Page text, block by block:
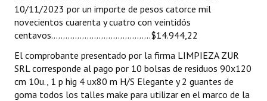
Noticias Destacadas
Registros y Distinciones
Datos Históricos
Premio al Mérito - Registro
10/11/2023 por un importe de pesos catorce mil
novecientos cuarenta y cuatro con veintidós
centavos…………………………………...$14.944,22
El comprobante presentado por la firma LIMPIEZA ZUR
SRL corresponde al pago por 10 bolsas de residuos 90x120
cm 10u., 1 p hig 4 ux80 m H/S Elegante y 2 guantes de
goma todos los talles make para utilizar en el marco de la